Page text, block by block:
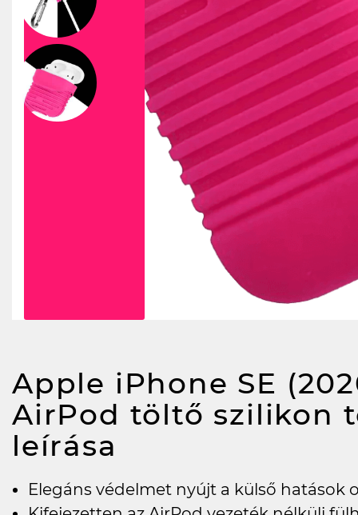
Apple iPhone SE
AirPod töltő szilikon
leírása
Elegáns védelmet nyújt a külső hatások